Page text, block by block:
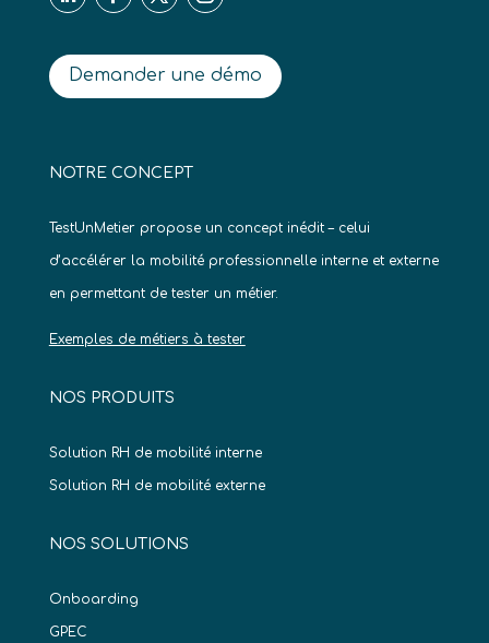
Demander une démo
NOTRE CONCEPT
TestUnMetier propose un concept inédit – celui
d’accélérer la mobilité professionnelle interne et externe
en permettant de tester un métier.
Exemples de métiers à tester
NOS PRODUITS
Solution RH de mobilité interne
Solution RH de mobilité externe
NOS SOLUTIONS
Onboarding
GPEC